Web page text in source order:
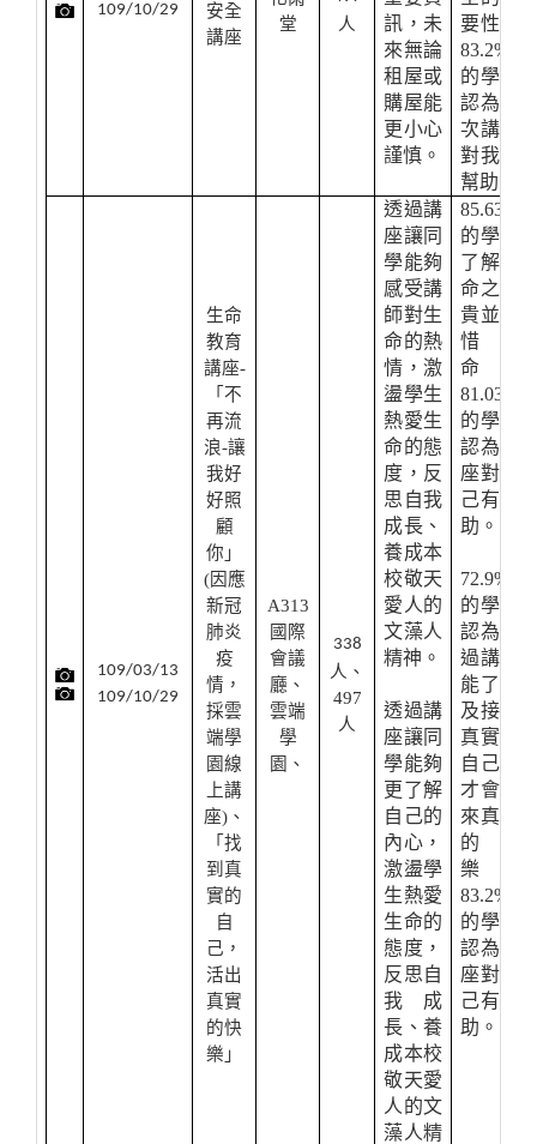
109/10/29
安全
講座
堂
人
訊，未
來無論
租屋或
購屋能
更小心
謹慎。
要性，
83.2%
的學生
認為本
次講座
對我有
幫助。
109/03/13
109/10/29
生命
教育
講座-
「不
再流
浪-讓
我好
好照
顧
你」
(因應
新冠
肺炎
疫
情，
採雲
端學
園線
上講
座)、
「找
到真
實的
自
己，
活出
真實
的快
樂」
A313
國際
會議
廳、
雲端
學
園、
338
人、
497
人
透過講
座讓同
學能夠
感受講
師對生
命的熱
情，激
盪學生
熱愛生
命的態
度，反
思自我
成長、
養成本
校敬天
愛人的
文藻人
精神。
透過講
座讓同
學能夠
更了解
自己的
內心，
激盪學
生熱愛
生命的
態度，
反思自
我成
長、養
成本校
敬天愛
人的文
藻人精
85.63%
的學生
了解生
命之可
貴並珍
惜生
命，
81.03%
的學生
認為講
座對自
己有幫
助。
72.9%
的學生
認為透
過講座
能了解
及接納
真實的
自己，
才會帶
來真實
的快
樂；
83.2%
的學生
認為講
座對自
己有幫
助。